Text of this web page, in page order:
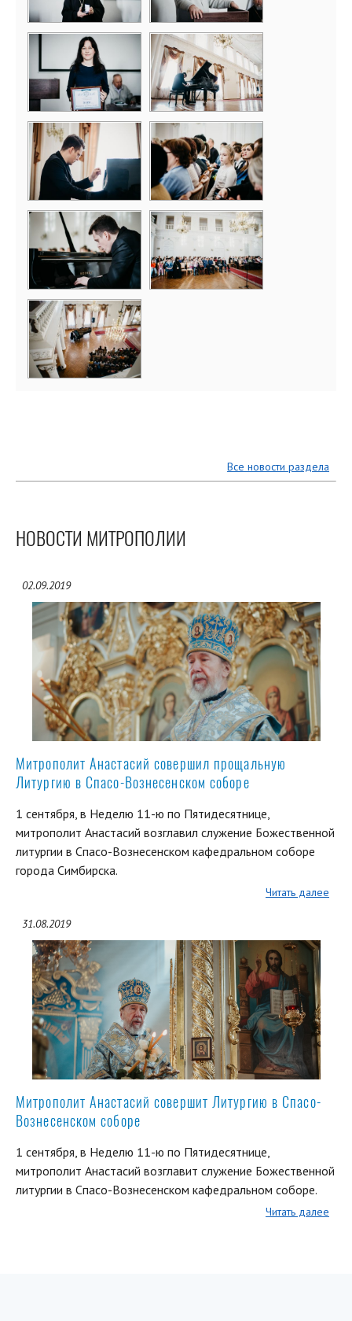
Все новости раздела
НОВОСТИ МИТРОПОЛИИ
02.09.2019
Митрополит Анастасий совершил прощальную
Литургию в Спасо-Вознесенском соборе
1 сентября, в Неделю 11-ю по Пятидесятнице,
митрополит Анастасий возглавил служение Божественной
литургии в Спасо-Вознесенском кафедральном соборе
города Симбирска.
Читать далее
31.08.2019
Митрополит Анастасий совершит Литургию в Спасо-
Вознесенском соборе
1 сентября, в Неделю 11-ю по Пятидесятнице,
митрополит Анастасий возглавит служение Божественной
литургии в Спасо-Вознесенском кафедральном соборе.
Читать далее